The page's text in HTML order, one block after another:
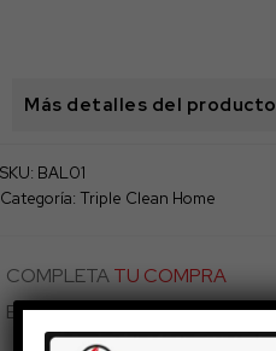
Más detalles del producto
SKU: BAL01
Categoría: Triple Clean Home
COMPLETATU COMPRA
Esto también te puede gustar...